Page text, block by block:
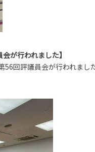
が行われました】
回評議員会が行われま